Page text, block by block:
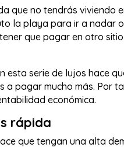
que no tendrás viviendo
la playa para ir a nadar
que pagar en otro
serie de lujos hace
a pagar mucho más. Por
económica.
rápida
que tengan una alta